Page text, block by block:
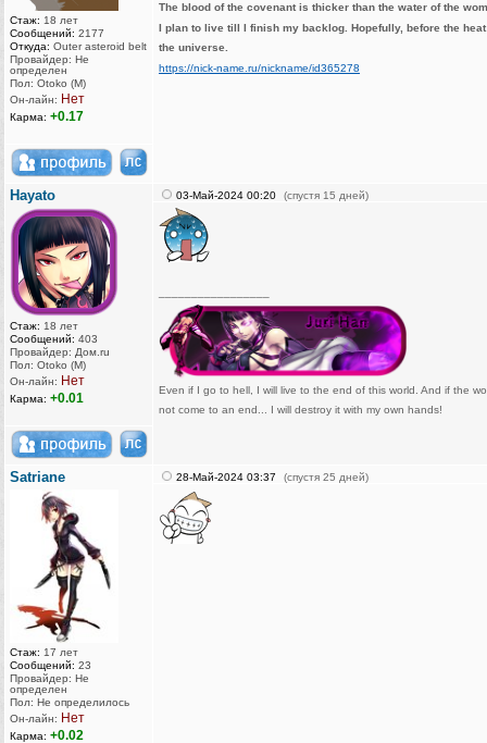
Стаж: 18 лет
Сообщений: 2177
Откуда: Outer asteroid belt
Провайдер: Не
определен
Пол: Otoko (M)
Он-лайн: Нет
Карма: +0.17
The blood of the covenant is thicker than the water of the
I plan to live till I finish my backlog. Hopefully, before the
the universe.
https://nick-name.ru/nickname/id365278
Hayato
Стаж: 18 лет
Сообщений: 403
Провайдер: Дом.ru
Пол: Otoko (M)
Он-лайн: Нет
Карма: +0.01
03-Май-2024 00:20 (спустя 15 дней)
Even if I go to hell, I will live to the end of this world. And if the
not come to an end... I will destroy it with my own hands!
Satriane
Стаж: 17 лет
Сообщений: 23
Провайдер: Не
определен
Пол: Не определилось
Он-лайн: Нет
Карма: +0.02
28-Май-2024 03:37 (спустя 25 дней)